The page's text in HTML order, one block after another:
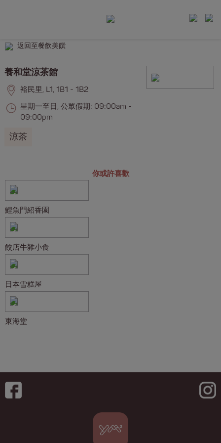
返回至餐飲美饌
養和堂涼茶館
裕民里, L1, 1B1 - 1B2
星期一至日, 公眾假期: 09:00am -
09:00pm
涼茶
你或許喜歡
鯉魚門紹香園
餃店牛雜小食
日本雪糕屋
東海堂